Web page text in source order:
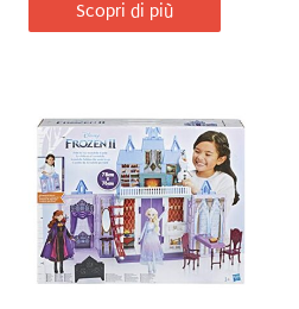
Scopri di più